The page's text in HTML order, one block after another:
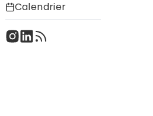
Calendrier